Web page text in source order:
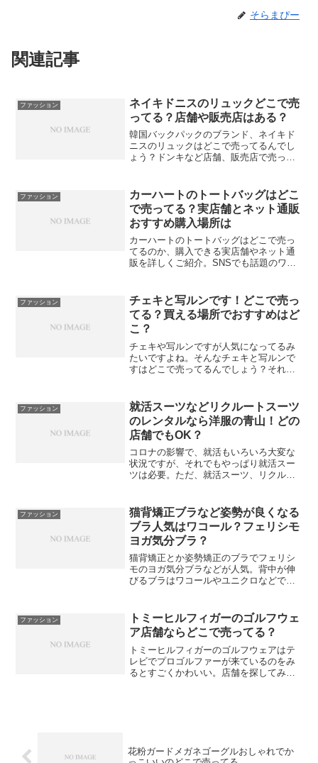
そらまぴー
関連記事
ファッション
ネイキドニスのリュックどこで売
ってる？店舗や販売店はある？
韓国バックパックのブランド、ネイキド
ニスのリュックはどこで売ってるんでし
ょう？ドンキなど店舗、販売店で売って
ファッション
カーハートのトートバッグはどこ
で売ってる？実店舗とネット通販
おすすめ購入場所は
カーハートのトートバッグはどこで売っ
てるのか、購入できる実店舗やネット通
販を詳しくご紹介。SNSでも話題のワー
としても人気。おしゃれで丈夫、しかも
リーズナブルな価格が魅力のカーハート
トートバッグの販売店をチェックしてみ
ませんか。
ファッション
チェキと写ルンです！どこで売っ
てる？買える場所でおすすめはど
こ？
チェキや写ルンですが人気になってるみ
たいですよね。そんなチェキと写ルンで
すはどこで売ってるんでしょう？それぞ
ファッション
就活スーツなどリクルートスーツ
のレンタルなら洋服の青山！どの
店舗でもOK？
コロナの影響で、就活もいろいろ大変な
状況ですが、それでもやっぱり就活スー
ツは必要。ただ、就活スーツ、リクルー
ツスタイルの就活スーツとか増えている
みたいですよね。ただ、「...
ファッション
猫背矯正ブラなど姿勢が良くなる
ブラ人気はワコール？フェリシモ
ヨガ気分ブラ？
猫背矯正とか姿勢矯正のブラでフェリシ
モのヨガ気分ブラなどが人気。背中が伸
びるブラはワコールやユニクロなどで
ファッション
トミーヒルフィガーのゴルフウェ
ア店舗ならどこで売ってる？
トミーヒルフィガーのゴルフウェアはテ
レビでプロゴルファーが来ているのをみ
るとすごくかわいい。店舗を探してみる
花粉ガードメガネゴーグルおしゃれでか